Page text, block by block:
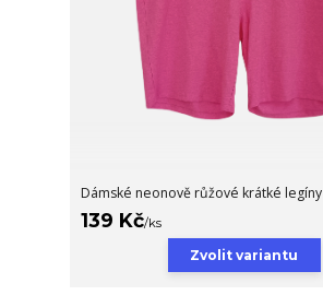
Dámské neonově růžové krátké legíny
139 Kč/ks
Zvolit variantu